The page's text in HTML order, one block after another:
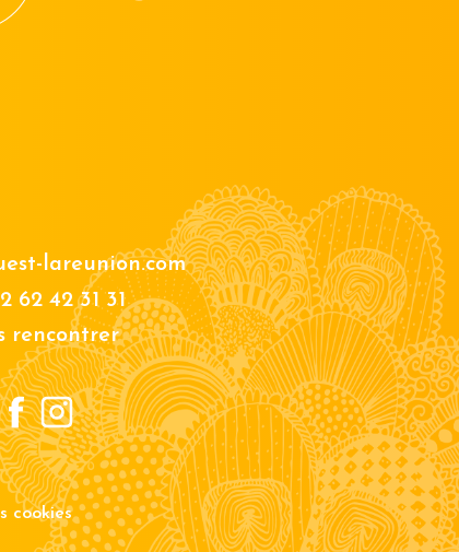
lareunion.com
62 42 31 31
rencontrer
cookies